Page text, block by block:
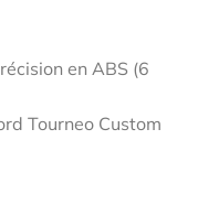
en ABS (6
Tourneo Custom